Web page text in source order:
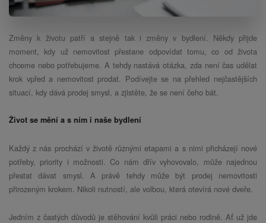
Změny k životu patří a stejně tak i změny v bydlení. Někdy přijde
moment, kdy už nemovitost přestane odpovídat tomu, co od života
chceme nebo potřebujeme. A tehdy nastává otázka, zda není čas udělat
krok vpřed a nemovitost prodat. Podívejte se na přehled nejčastějších
situací, kdy dává prodej smysl, a zjistěte, že se není čeho bát.
Život se mění a s ním i naše bydlení
Každý z nás prochází v životě různými etapami a s nimi přicházejí nové
potřeby, priority i možnosti. Co nám dřív vyhovovalo, může najednou
přestat dávat smysl. A právě tehdy může být prodej nemovitosti
přirozeným krokem. Nikoli nutností, ale volbou, která otevírá nové dveře.
Jedním z častých důvodů je stěhování kvůli práci nebo rodině. Ať už jde